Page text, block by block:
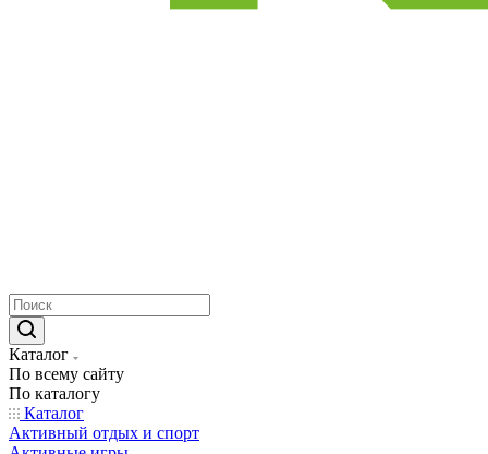
Каталог
По всему сайту
По каталогу
Каталог
Активный отдых и спорт